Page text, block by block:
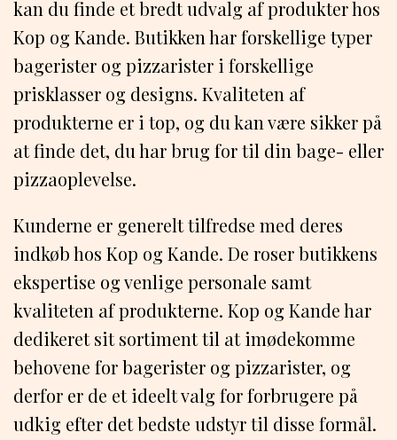
kan du finde et bredt udvalg af produkter hos
Kop og Kande. Butikken har forskellige typer
bagerister og pizzarister i forskellige
prisklasser og designs. Kvaliteten af
produkterne er i top, og du kan være sikker på
at finde det, du har brug for til din bage- eller
pizzaoplevelse.
Kunderne er generelt tilfredse med deres
indkøb hos Kop og Kande. De roser butikkens
ekspertise og venlige personale samt
kvaliteten af produkterne. Kop og Kande har
dedikeret sit sortiment til at imødekomme
behovene for bagerister og pizzarister, og
derfor er de et ideelt valg for forbrugere på
udkig efter det bedste udstyr til disse formål.